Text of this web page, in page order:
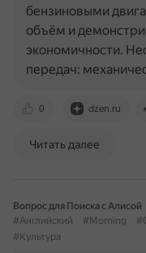
0 dzen.ru
бензиновыми
объём и
экономичности.
передач:
Читать далее
Вопрос для Поиска с Алисой
#Английский
#Morning
#Культура